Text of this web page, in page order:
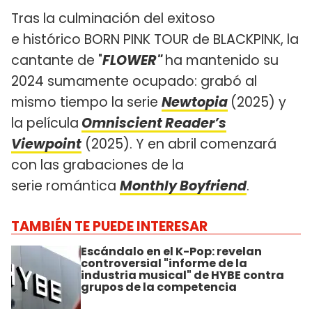
Tras la culminación del exitoso
e histórico BORN PINK TOUR de BLACKPINK, la
cantante de "FLOWER"ha mantenido su
2024 sumamente ocupado: grabó al
mismo tiempo la serie Newtopia (2025) y
la película Omniscient Reader’s
Viewpoint (2025). Y en abril comenzará
con las grabaciones de la
serie romántica Monthly Boyfriend.
TAMBIÉN TE PUEDE INTERESAR
Escándalo en el K-Pop: revelan
controversial "informe de la
industria musical" de HYBE contra
grupos de la competencia